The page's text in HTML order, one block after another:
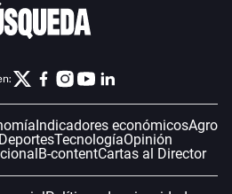
Indicadores económicosAgro
DeportesTecnologíaOpinión
B-contentCartas al Director